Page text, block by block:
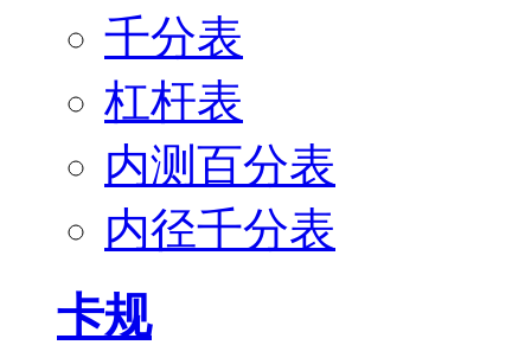
千分表
杠杆表
内测百分表
内径千分表
卡规